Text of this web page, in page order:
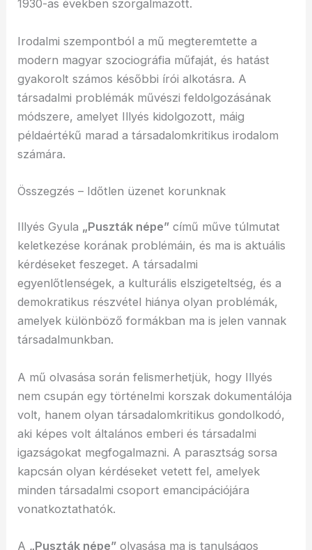
1930-as években szorgalmazott.
Irodalmi szempontból a mű megteremtette a
modern magyar szociográfia műfaját, és hatást
gyakorolt számos későbbi írói alkotásra. A
társadalmi problémák művészi feldolgozásának
módszere, amelyet Illyés kidolgozott, máig
példaértékű marad a társadalomkritikus irodalom
számára.
Összegzés – Időtlen üzenet korunknak
Illyés Gyula „Puszták népe” című műve túlmutat
keletkezése korának problémáin, és ma is aktuális
kérdéseket feszeget. A társadalmi
egyenlőtlenségek, a kulturális elszigeteltség, és a
demokratikus részvétel hiánya olyan problémák,
amelyek különböző formákban ma is jelen vannak
társadalmunkban.
A mű olvasása során felismerhetjük, hogy Illyés
nem csupán egy történelmi korszak dokumentálója
volt, hanem olyan társadalomkritikus gondolkodó,
aki képes volt általános emberi és társadalmi
igazságokat megfogalmazni. A parasztság sorsa
kapcsán olyan kérdéseket vetett fel, amelyek
minden társadalmi csoport emancipációjára
vonatkoztathatók.
A „Puszták népe” olvasása ma is tanulságos